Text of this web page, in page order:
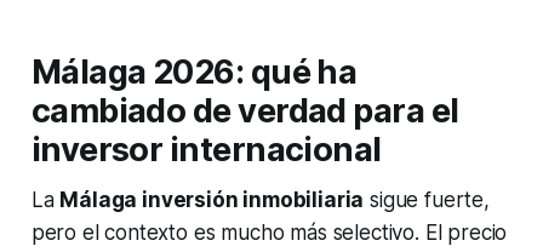
Málaga 2026: qué ha
cambiado de verdad para el
inversor internacional
La Málaga inversión inmobiliaria sigue fuerte,
pero el contexto es mucho más selectivo. El precio